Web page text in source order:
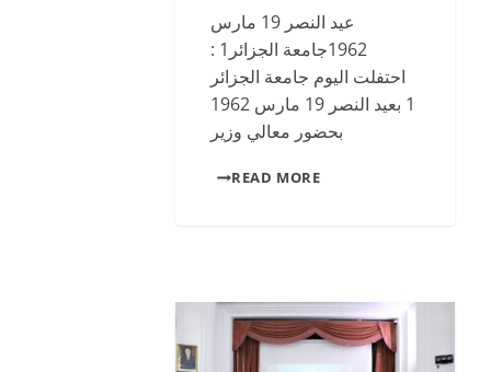
عيد النصر 19 مارس
1962جامعة الجزائر1 :
احتفلت اليوم جامعة الجزائر
1 بعيد النصر 19 مارس 1962
بحضور معالي وزير
READ MORE